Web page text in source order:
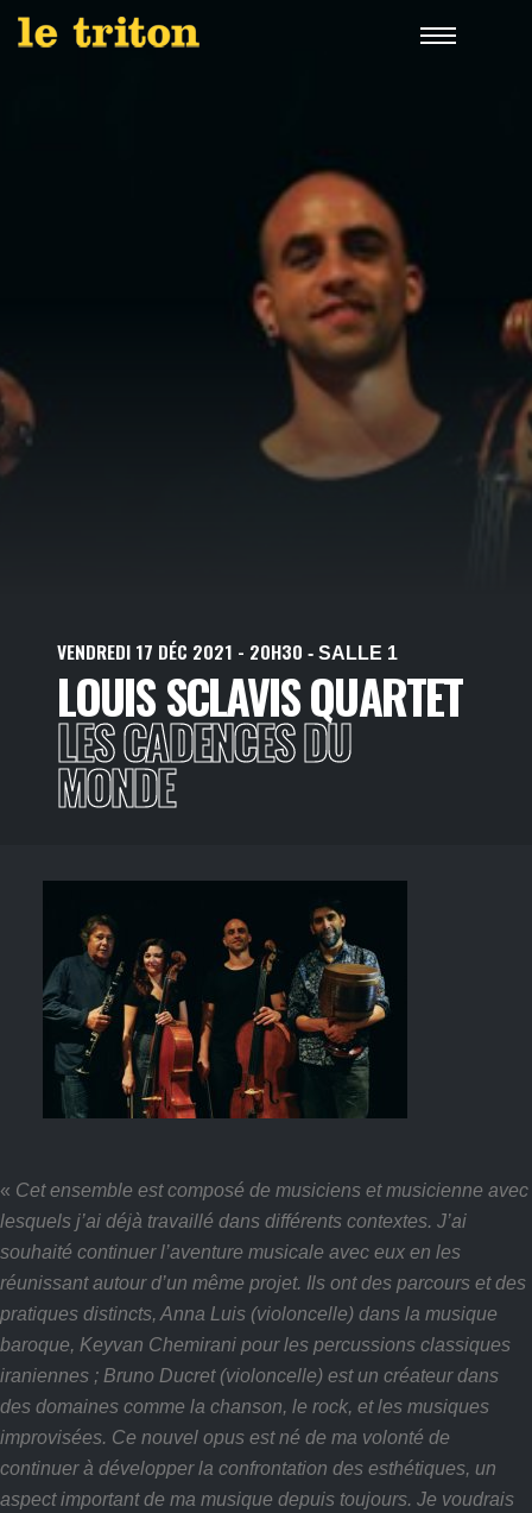
VENDREDI 17 DÉC 2021 - 20H30 - SALLE 1
LOUIS SCLAVIS QUARTET
LES CADENCES DU
MONDE
« Cet ensemble est composé de musiciens et musicienne avec
lesquels j’ai déjà travaillé dans différents contextes. J’ai
souhaité continuer l’aventure musicale avec eux en les
réunissant autour d’un même projet. Ils ont des parcours et des
pratiques distincts, Anna Luis (violoncelle) dans la musique
baroque, Keyvan Chemirani pour les percussions classiques
iraniennes ; Bruno Ducret (violoncelle) est un créateur dans
des domaines comme la chanson, le rock, et les musiques
improvisées. Ce nouvel opus est né de ma volonté de
continuer à développer la confrontation des esthétiques, un
aspect important de ma musique depuis toujours. Je voudrais